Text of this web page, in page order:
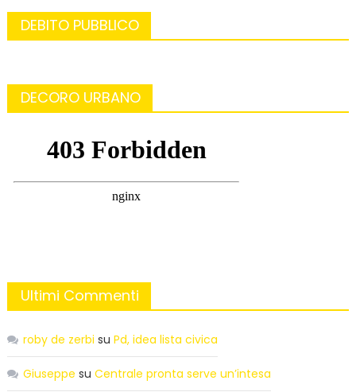
DEBITO PUBBLICO
DECORO URBANO
Ultimi Commenti
roby de zerbi su Pd, idea lista civica
Giuseppe su Centrale pronta serve un’intesa